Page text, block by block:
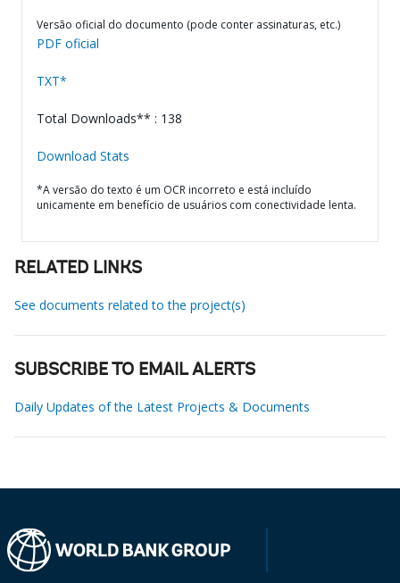
Versão oficial do documento (pode conter assinaturas, etc.)
PDF oficial
TXT*
Total Downloads** : 138
Download Stats
*A versão do texto é um OCR incorreto e está incluído
unicamente em benefício de usuários com conectividade lenta.
RELATED LINKS
See documents related to the project(s)
SUBSCRIBE TO EMAIL ALERTS
Daily Updates of the Latest Projects & Documents